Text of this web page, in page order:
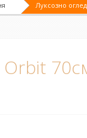
Луксозно
Orbit